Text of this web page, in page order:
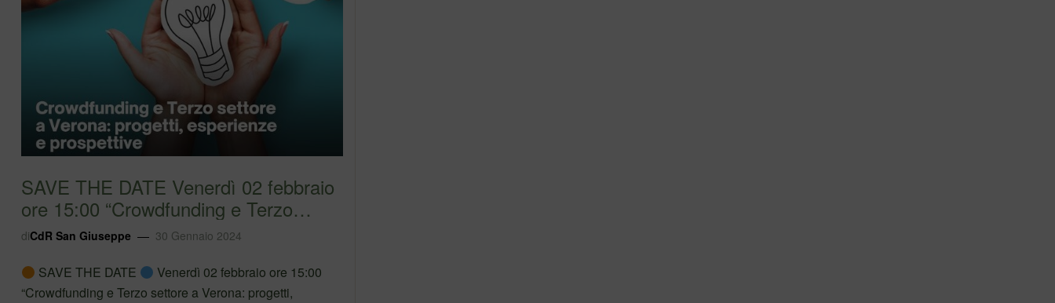
SAVE THE DATE Venerdì 02 febbraio
ore 15:00 “Crowdfunding e Terzo
settore a V…
diCdR San Giuseppe 30 Gennaio 2024
SAVE THE DATE
Venerdì 02 febbraio ore 15:00
“Crowdfunding e Terzo settore a Verona: progetti,